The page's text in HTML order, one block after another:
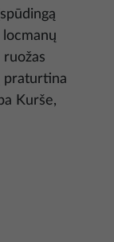
ruožas
praturtina
Kurše,